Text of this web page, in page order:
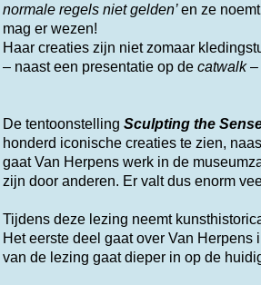
normale regels niet gelden’en ze
mag er wezen!
Haar creaties zijn niet zomaar
– naast een presentatie op decatwalk–
De tentoonstellingSculpting the
honderd iconische creaties te zien,
gaat Van Herpens werk in de
zijn door anderen. Er valt dus enorm
Tijdens deze lezing neemt
Het eerste deel gaat over Van
van de lezing gaat dieper in op de